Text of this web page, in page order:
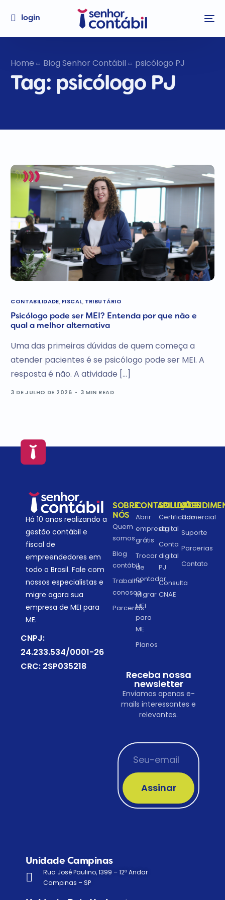
login
Home Blog Senhor Contábil psicólogo PJ
Tag: psicólogo PJ
CONTABILIDADE, FISCAL, TRIBUTÁRIO
Psicólogo pode ser MEI? Entenda por que não e
qual a melhor alternativa
Uma das primeiras dúvidas de quem começa a
atender pacientes é se psicólogo pode ser MEI. A
resposta é não. A atividade […]
3 DE JULHO DE 2026 3 MIN READ
Há 10 anos realizando a
gestão contábil e
fiscal de
empreendedores em
todo o Brasil. Fale com
nossos especialistas e
migre agora sua
empresa de MEI para
ME.
CNPJ:
24.233.534/0001-26
CRC: 2SP035218
SOBRE
NÓS
Quem
somos
Blog
contábil
Trabalhe
conosco
Parcerias
CONTABILIDADE
Abrir
empresa
grátis
Trocar
de
contador
Migrar
MEI
para
ME
Planos
SOLUÇÕES
Certificado
digital
Conta
digital
PJ
Consulta
CNAE
Comercial
Suporte
Parcerias
Contato
Receba nossa
newsletter
Enviamos apenas e-
mails interessantes e
relevantes.
Assinar
Unidade Campinas
Rua José Paulino, 1399 – 12º Andar
Campinas – SP